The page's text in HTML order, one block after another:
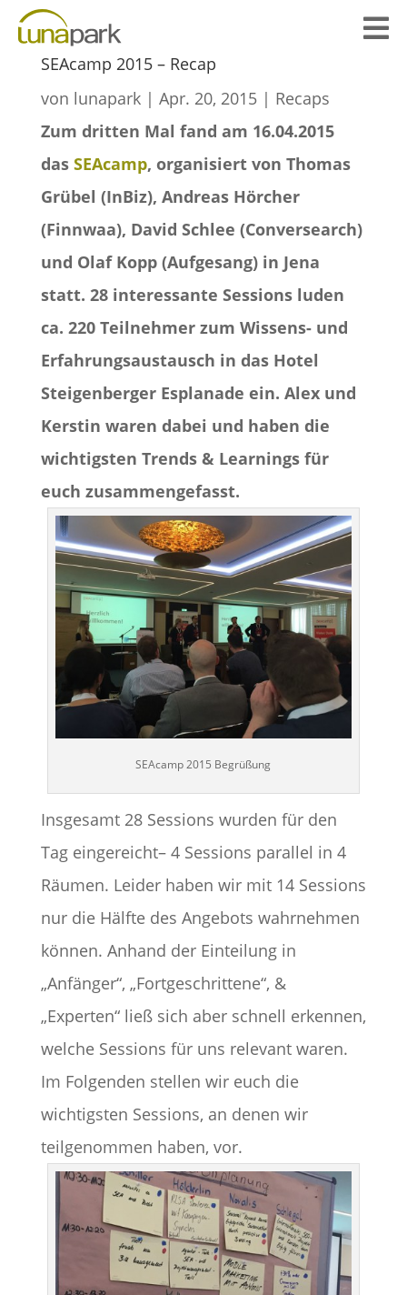

SEAcamp 2015 – Recap
von lunapark| Apr. 20, 2015| Recaps
Zum dritten Mal fand am 16.04.2015
das SEAcamp, organisiert von Thomas
Grübel (InBiz), Andreas Hörcher
(Finnwaa), David Schlee (Conversearch)
und Olaf Kopp (Aufgesang) in Jena
statt. 28 interessante Sessions luden
ca. 220 Teilnehmer zum Wissens- und
Erfahrungsaustausch in das Hotel
Steigenberger Esplanade ein. Alex und
Kerstin waren dabei und haben die
wichtigsten Trends & Learnings für
euch zusammengefasst.
SEAcamp 2015 Begrüßung
Insgesamt 28 Sessions wurden für den
Tag eingereicht– 4 Sessions parallel in 4
Räumen. Leider haben wir mit 14 Sessions
nur die Hälfte des Angebots wahrnehmen
können. Anhand der Einteilung in
„Anfänger“, „Fortgeschrittene“, &
„Experten“ ließ sich aber schnell erkennen,
welche Sessions für uns relevant waren.
Im Folgenden stellen wir euch die
wichtigsten Sessions, an denen wir
teilgenommen haben, vor.